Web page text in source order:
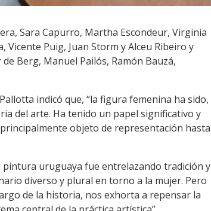
Sara Capurro, Martha Escondeur, Virginia
Puig, Juan Storm y Alceu Ribeiro y
Berg, Manuel Pailós, Ramón Bauzá,
indicó que, “la figura femenina ha sido,
del arte. Ha tenido un papel significativo y
objeto de representación hasta
pintura uruguaya fue entrelazando tradición y
diverso y plural en torno a la mujer. Pero
de la historia, nos exhorta a repensar la